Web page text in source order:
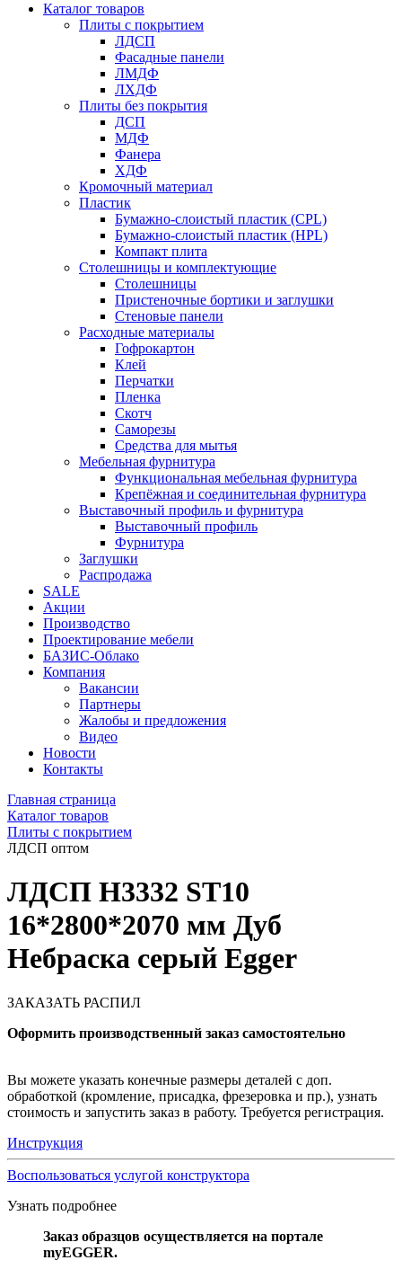
Каталог товаров
Плиты с покрытием
ЛДСП
Фасадные панели
ЛМДФ
ЛХДФ
Плиты без покрытия
ДСП
МДФ
Фанера
ХДФ
Кромочный материал
Пластик
Бумажно-слоистый пластик (CPL)
Бумажно-слоистый пластик (HPL)
Компакт плита
Столешницы и комплектующие
Столешницы
Пристеночные бортики и заглушки
Стеновые панели
Расходные материалы
Гофрокартон
Клей
Перчатки
Пленка
Скотч
Саморезы
Средства для мытья
Мебельная фурнитура
Функциональная мебельная фурнитура
Крепёжная и соединительная фурнитура
Выставочный профиль и фурнитура
Выставочный профиль
Фурнитура
Заглушки
Распродажа
SALE
Акции
Производство
Проектирование мебели
БАЗИС-Облако
Компания
Вакансии
Партнеры
Жалобы и предложения
Видео
Новости
Контакты
Главная страница
Каталог товаров
Плиты с покрытием
ЛДСП оптом
ЛДСП H3332 ST10
16*2800*2070 мм Дуб
Небраска серый Egger
ЗАКАЗАТЬ РАСПИЛ
Оформить производственный заказ самостоятельно
Вы можете указать конечные размеры деталей с доп.
обработкой (кромление, присадка, фрезеровка и пр.), узнать
стоимость и запустить заказ в работу. Требуется регистрация.
Инструкция
Воспользоваться услугой конструктора
Узнать подробнее
Заказ образцов осуществляется на портале
myEGGER.